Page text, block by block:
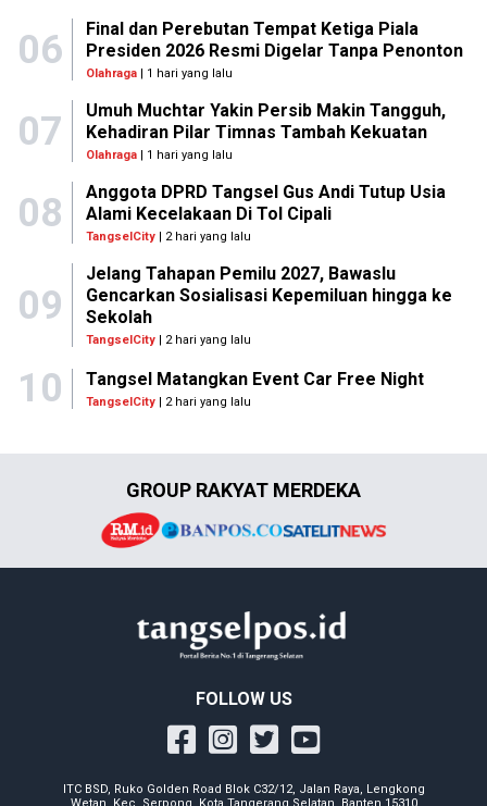
06
Final dan Perebutan Tempat Ketiga Piala
Presiden 2026 Resmi Digelar Tanpa Penonton
Olahraga| 1 hari yang lalu
07
Umuh Muchtar Yakin Persib Makin Tangguh,
Kehadiran Pilar Timnas Tambah Kekuatan
Olahraga| 1 hari yang lalu
08
Anggota DPRD Tangsel Gus Andi Tutup Usia
Alami Kecelakaan Di Tol Cipali
TangselCity| 2 hari yang lalu
09
Jelang Tahapan Pemilu 2027, Bawaslu
Gencarkan Sosialisasi Kepemiluan hingga ke
Sekolah
TangselCity| 2 hari yang lalu
10 Tangsel Matangkan Event Car Free Night
TangselCity | 2 hari yang lalu
GROUP RAKYAT MERDEKA
FOLLOW US
ITC BSD, Ruko Golden Road Blok C32/12, Jalan Raya, Lengkong